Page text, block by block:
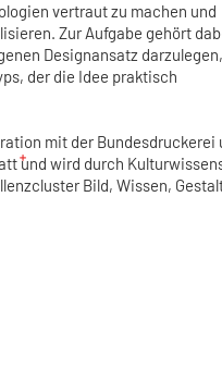
vertraut zu machen und
Zur Aufgabe gehört
Designansatz
der die Idee praktisch
mit der Bundesdruckerei
und wird durch
Bild, Wissen,